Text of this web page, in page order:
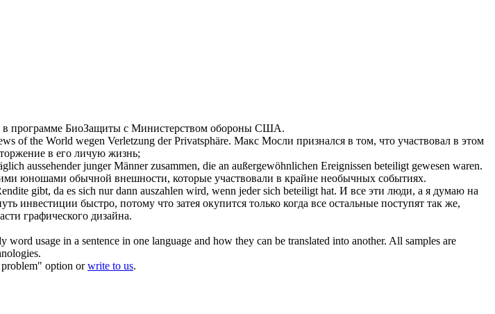
в программе БиоЗащиты с Министерством обороны США.
of the World wegen Verletzung der Privatsphäre. Макс Мосли признался в том, что участвовал в этом
в его личую жизнь;
aussehender junger Männer zusammen, die an außergewöhnlichen Ereignissen beteiligt gewesen waren.
юношами обычной внешности, которые участвовали в крайне необычных событиях.
gibt, da es sich nur dann auszahlen wird, wenn jedersich beteiligthat. И все эти люди, а я думаю на
инвестиции быстро, потому что затея окупится только когда все остальные поступят так же,
графического дизайна.
usage in a sentence in one language and how they can be translated into another. All samples are
option orwrite to us.